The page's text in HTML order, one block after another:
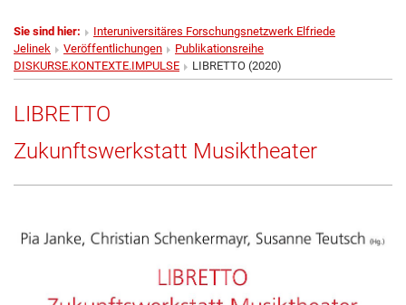
Sie sind hier:
Interuniversitäres Forschungsnetzwerk Elfriede
Jelinek
Veröffentlichungen
Publikationsreihe
DISKURSE.KONTEXTE.IMPULSE
LIBRETTO (2020)
LIBRETTO
Zukunftswerkstatt Musiktheater